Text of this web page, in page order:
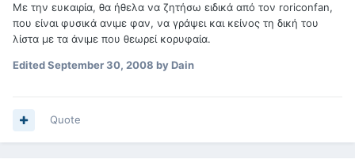
Με την ευκαιρία, θα ήθελα να ζητήσω ειδικά από τον roriconfan,
που είναι φυσικά ανιμε φαν, να γράψει και κείνος τη δική του
λίστα με τα άνιμε που θεωρεί κορυφαία.
EditedSeptember 30, 2008 by Dain
Quote